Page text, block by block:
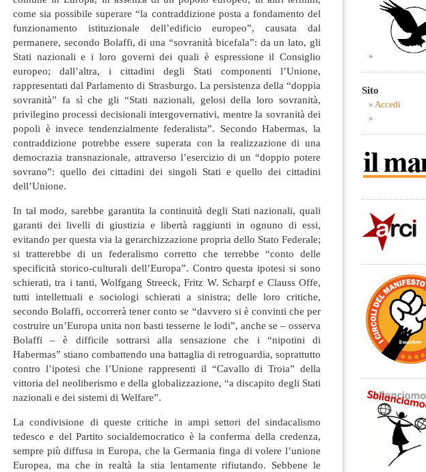
come sia possibile superare “la contraddizione posta a fondamento del
funzionamento istituzionale dell’edificio europeo”, causata dal
permanere, secondo Bolaffi, di una “sovranità bicefala”: da un lato, gli
Stati nazionali e i loro governi dei quali è espressione il Consiglio
europeo; dall’altra, i cittadini degli Stati componenti l’Unione,
rappresentati dal Parlamento di Strasburgo. La persistenza della “doppia
sovranità” fa sì che gli “Stati nazionali, gelosi della loro sovranità,
privilegino processi decisionali intergovernativi, mentre la sovranità dei
popoli è invece tendenzialmente federalista”. Secondo Habermas, la
contraddizione potrebbe essere superata con la realizzazione di una
democrazia transnazionale, attraverso l’esercizio di un “doppio potere
sovrano”: quello dei cittadini dei singoli Stati e quello dei cittadini
dell’Unione.
In tal modo, sarebbe garantita la continuità degli Stati nazionali, quali
garanti dei livelli di giustizia e libertà raggiunti in ognuno di essi,
evitando per questa via la gerarchizzazione propria dello Stato Federale;
si tratterebbe di un federalismo corretto che terrebbe “conto delle
specificità storico-culturali dell’Europa”. Contro questa ipotesi si sono
schierati, tra i tanti, Wolfgang Streeck, Fritz W. Scharpf e Clauss Offe,
tutti intellettuali e sociologi schierati a sinistra; delle loro critiche,
secondo Bolaffi, occorrerà tener conto se “davvero si è convinti che per
costruire un’Europa unita non basti tesserne le lodi”, anche se – osserva
Bolaffi – è difficile sottrarsi alla sensazione che i “nipotini di
Habermas” stiano combattendo una battaglia di retroguardia, soprattutto
contro l’ipotesi che l’Unione rappresenti il “Cavallo di Troia” della
vittoria del neoliberismo e della globalizzazione, “a discapito degli Stati
nazionali e dei sistemi di Welfare”.
La condivisione di queste critiche in ampi settori del sindacalismo
tedesco e del Partito socialdemocratico è la conferma della credenza,
sempre più diffusa in Europa, che la Germania finga di volere l’unione
Europea, ma che in realtà la stia lentamente rifiutando. Sebbene le
Sito
Accedi